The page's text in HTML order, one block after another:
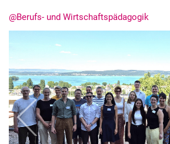
Aktuelles
Stellenangebote
@Berufs- und Wirtschaftspädagogik
zurück